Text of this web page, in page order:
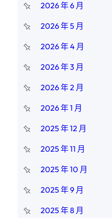
2026 年 6 月
2026 年 5 月
2026 年 4 月
2026 年 3 月
2026 年 2 月
2026 年 1 月
2025 年 12 月
2025 年 11 月
2025 年 10 月
2025 年 9 月
2025 年 8 月